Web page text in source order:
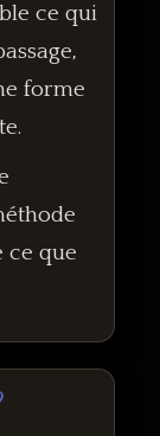
ce qui
forme
ce que